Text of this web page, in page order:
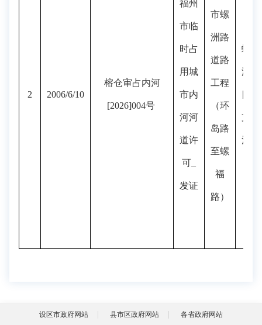
2 2006/6/10
榕仓审占内河
[2026]004号
福州
市临
时占
用城
市内
河河
道许
可_
发证
市螺
洲路
道路
工程
（环
岛路
至螺
福
路）
螺
洲
支
河
设区市政府网站 县市区政府网站 各省政府网站